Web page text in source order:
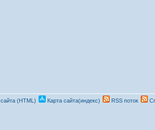
(HTML) Карта сайта(индекс) RSS поток